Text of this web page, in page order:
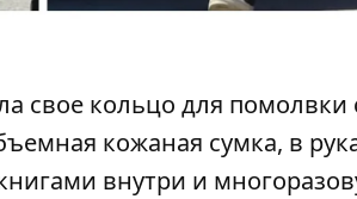
свое кольцо для
кожаная сумка, в
внутри и